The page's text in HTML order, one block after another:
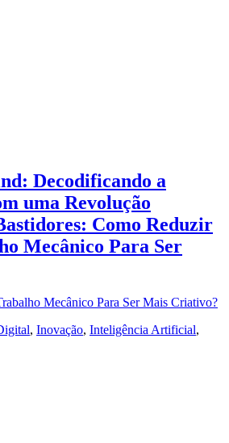
Decodificando a
uma Revolução
Como Reduzir
Mecânico Para Ser
Mecânico Para Ser Mais Criativo?
, Inovação, Inteligência Artificial,